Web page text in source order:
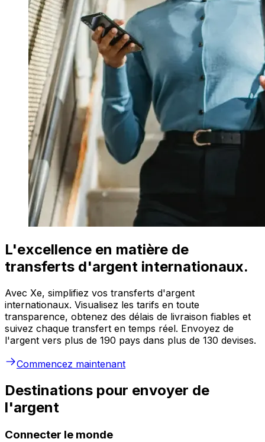
L'excellence en matière de
transferts d'argent internationaux.
Avec Xe, simplifiez vos transferts d'argent
internationaux. Visualisez les tarifs en toute
transparence, obtenez des délais de livraison fiables et
suivez chaque transfert en temps réel. Envoyez de
l'argent vers plus de 190 pays dans plus de 130 devises.
Commencez maintenant
Destinations pour envoyer de
l'argent
Connecter le monde